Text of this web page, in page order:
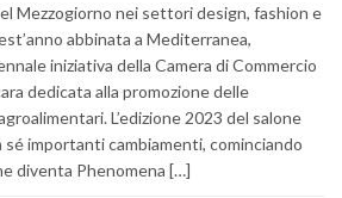
Mezzogiorno nei settori design, fashion e
abbinata a Mediterranea,
iniziativa della Camera di Commercio
dedicata alla promozione delle
L’edizione 2023 del salone
importanti cambiamenti, cominciando
diventa Phenomena […]